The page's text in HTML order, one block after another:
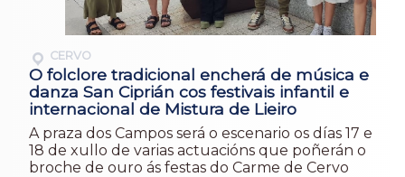
CERVO
O folclore tradicional encherá de música e
danza San Ciprián cos festivais infantil e
internacional de Mistura de Lieiro
A praza dos Campos será o escenario os días 17 e
18 de xullo de varias actuacións que poñerán o
broche de ouro ás festas do Carme de Cervo